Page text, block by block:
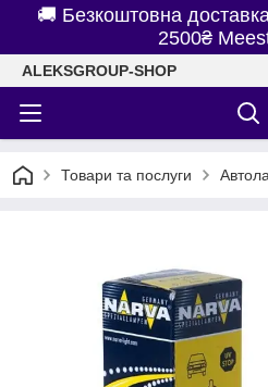
🚚 Безкоштовна
2500₴
ALEKSGROUP-SHOP
Товари та послуги